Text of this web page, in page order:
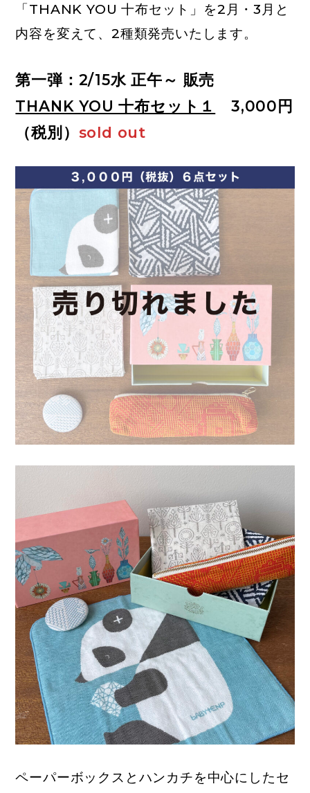
「THANK YOU 十布セット」を2月・3月と
内容を変えて、2種類発売いたします。
第一弾：2/15水 正午～ 販売
THANK YOU 十布セット１
3,000円
（税別） sold out
ペーパーボックスとハンカチを中心にしたセ